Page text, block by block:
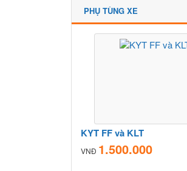
PHỤ TÙNG XE
KYT FF và KLT
VNĐ 1.500.000